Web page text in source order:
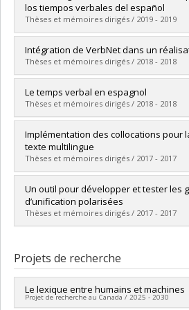
Cycle :Maîtrise
Diplôme obtenu :M.A.
Lien vers le document dans Papyrus
los tiempos verbales del español
Thèses et mémoires dirigés / 2019 - 2019
Diplômé(e) :Cruz Enríquez, Maura
Cycle : Doctorat
Diplôme obtenu :Ph. D.
Lien vers le document dans Papyrus
Intégration de VerbNet dans un
Thèses et mémoires dirigés / 2018 - 2018
Diplômé(e) :Galarreta-Piquette, Daniel
Cycle : Maîtrise
Diplôme obtenu :M.A.
Lien vers le document dans Papyrus
Le temps verbal en espagnol
Thèses et mémoires dirigés / 2018 - 2018
Diplômé(e) :Arias Bedoya, Claudia
Cycle :Maîtrise
Diplôme obtenu :M.A.
Lien vers le document dans Papyrus
Implémentation des collocations pour
texte multilingue
Thèses et mémoires dirigés / 2017 - 2017
Diplômé(e) :Lambrey, Florie
Cycle :Maîtrise
Diplôme obtenu :M.A.
Lien vers le document dans Papyrus
Un outil pour développer et tester les
d’unification polarisées
Thèses et mémoires dirigés / 2017 - 2017
Cycle : Maîtrise
Diplôme obtenu :M.A.
Lien vers le document dans Papyrus
Projets de recherche
Le lexique entre humains et machines
Projet de recherche au Canada / 2025 - 2030